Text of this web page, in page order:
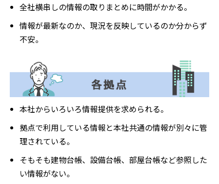
全社横串しの情報の取りまとめに時間がかかる。
情報が最新なのか、現況を反映しているのか分からず
不安。
本社からいろいろ情報提供を求められる。
拠点で利用している情報と本社共通の情報が別々に管
理されている。
そもそも建物台帳、設備台帳、部屋台帳など参照した
い情報がない。